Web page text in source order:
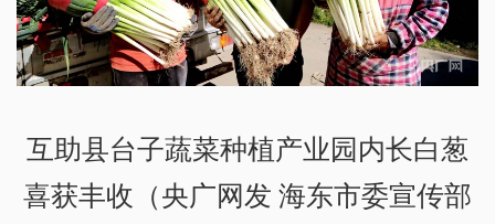
互助县台子蔬菜种植产业园内长白葱
喜获丰收（央广网发 海东市委宣传部